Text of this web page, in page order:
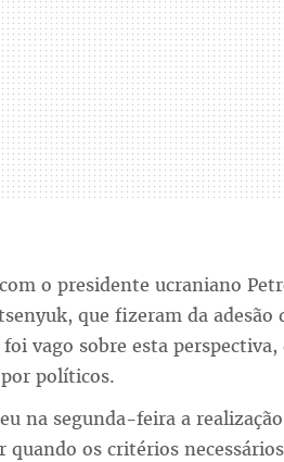
o presidente ucraniano
que fizeram da adesão
vago sobre esta
políticos.
na segunda-feira a
quando os critérios